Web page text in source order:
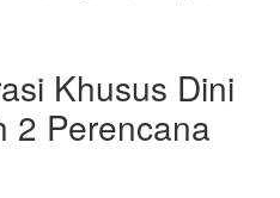
Khusus Dini
2 Perencana